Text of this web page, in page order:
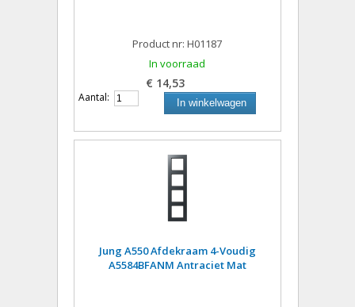
Product nr: H01187
In voorraad
€ 14,53
Aantal: In winkelwagen
Jung A550 Afdekraam 4-Voudig
A5584BFANM Antraciet Mat